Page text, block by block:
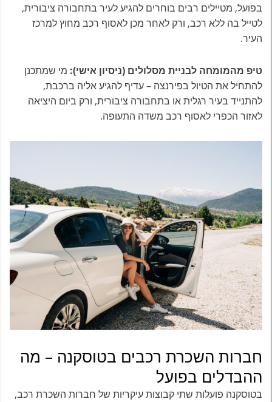
בפועל, מטיילים רבים בוחרים להגיע לעיר בתחבורה ציבורית,
לטייל בה ללא רכב, ורק לאחר מכן לאסוף רכב מחוץ למרכז
העיר.
טיפ מהמומחה לבניית מסלולים (ניסיון אישי): מי שמתכנן
להתחיל את הטיול בפירנצה – עדיף להגיע אליה ברכבת,
להתנייד בעיר רגלית או בתחבורה ציבורית, ורק ביום היציאה
לאזור הכפרי לאסוף רכב משדה התעופה.
חברות השכרת רכבים בטוסקנה – מה
ההבדלים בפועל
בטוסקנה פועלות שתי קבוצות עיקריות של חברות השכרת רכב,